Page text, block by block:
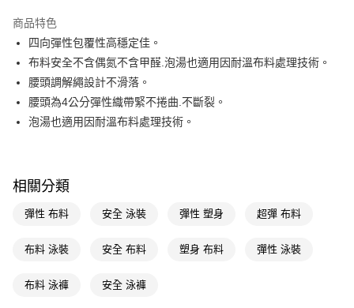
LINE Pay
Apple Pay
街口支付
悠遊付
AFTEE先享後付
【關於「AFTEE先享後付」】
便利好安心！
２．便利：只要手機號碼，簡訊認證，即可結帳。
３．安心：先確認商品／服務後，再付款。
商品特色
四向彈性包覆性高穩定佳。
布料安全不含偶氮不含甲醛.泡湯也適用因耐溫布料處理技術。
腰頭調解繩設計不滑落。
腰頭為4公分彈性織帶緊不捲曲.不斷裂。
泡湯也適用因耐溫布料處理技術。
相關分類
彈性 布料 安全 泳裝 彈性 塑身 超彈 布料
布料 泳裝 安全 布料 塑身 布料 彈性 泳裝
布料 泳褲 安全 泳褲